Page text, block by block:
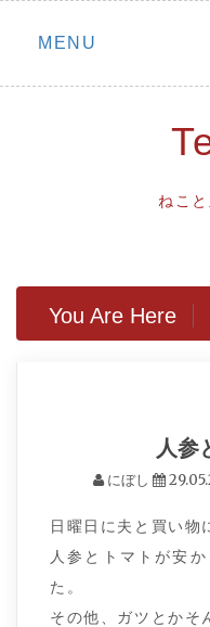
Skip
MENU
ねこ
You Are Here
人参
にぼし
日曜日に夫と買い物
人参とトマトが安
た。
その他、ガツとかそ